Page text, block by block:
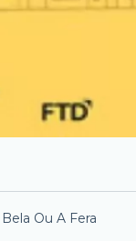
Ou A Fera